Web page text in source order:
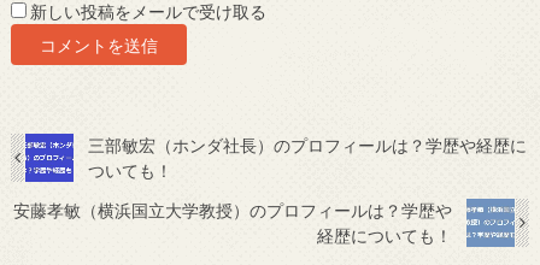
新しい投稿をメールで受け取る
三部敏宏（ホンダ社長）のプロフィールは？学歴や経歴に
ついても！
安藤孝敏（横浜国立大学教授）のプロフィールは？学歴や
経歴についても！